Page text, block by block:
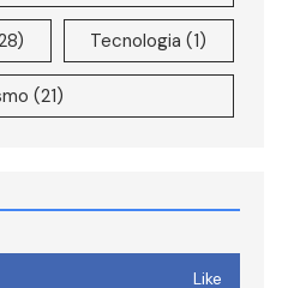
Tecnologia (1)
(21)
Like